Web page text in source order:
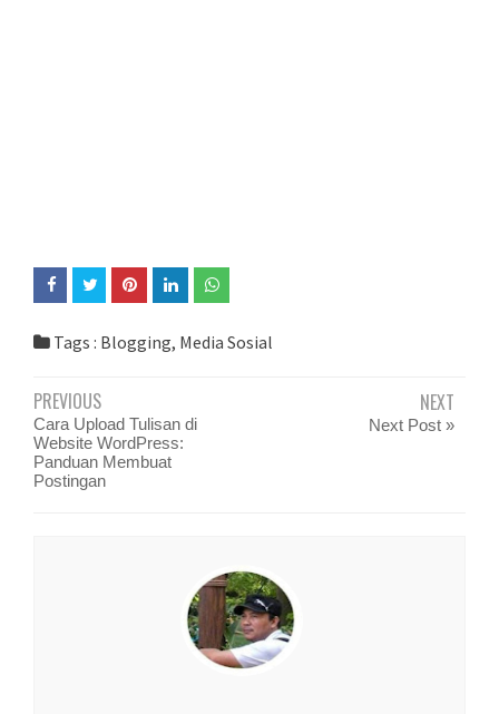
Tags : Blogging, Media Sosial
PREVIOUS
Cara Upload Tulisan di
Website WordPress:
Panduan Membuat
Postingan
NEXT
Next Post »